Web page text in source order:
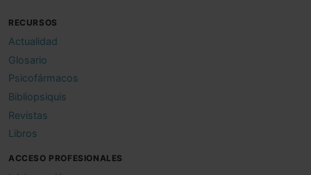
RECURSOS
Actualidad
Glosario
Psicofármacos
Bibliopsiquis
Revistas
Libros
ACCESO PROFESIONALES